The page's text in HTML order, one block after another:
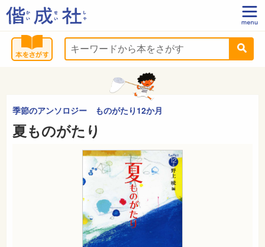
季節のアンソロジー ものがたり12か月
夏ものがたり